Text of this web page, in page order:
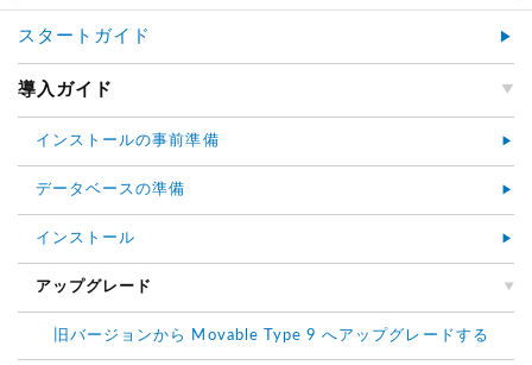
スタートガイド
導入ガイド
インストールの事前準備
データベースの準備
インストール
アップグレード
旧バージョンから Movable Type 9 へアップグレードする